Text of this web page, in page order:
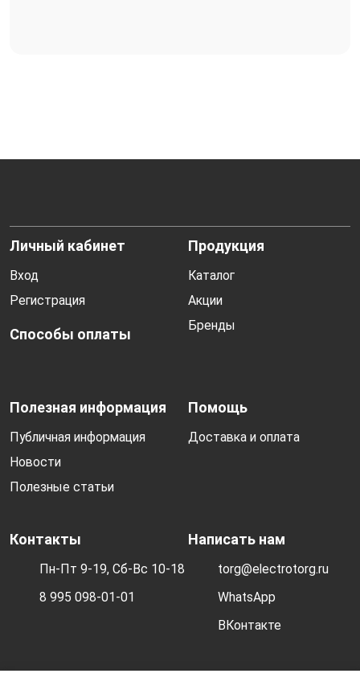
Личный кабинет
Вход
Регистрация
Способы оплаты
Продукция
Каталог
Акции
Бренды
Полезная информация
Публичная информация
Новости
Полезные статьи
Помощь
Доставка и оплата
Контакты
Пн-Пт 9-19, Сб-Вс 10-18
8 995 098-01-01
Написать нам
torg@electrotorg.ru
WhatsApp
ВКонтакте